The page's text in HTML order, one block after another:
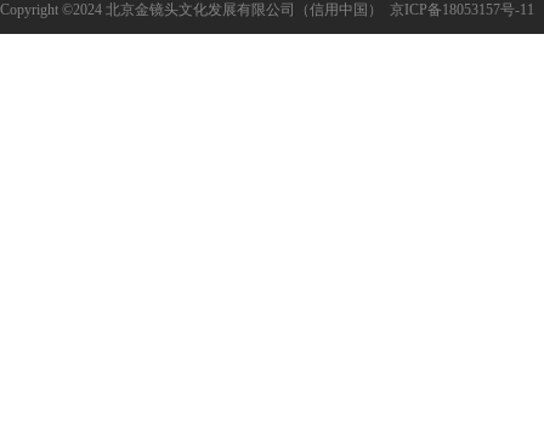
Copyright ©2024 北京金镜头文化发展有限公司（信用中国） 京ICP备18053157号-11